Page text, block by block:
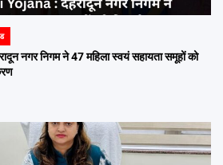
नगर निगम ने 47 महिला स्वयं सहायता समूहों को